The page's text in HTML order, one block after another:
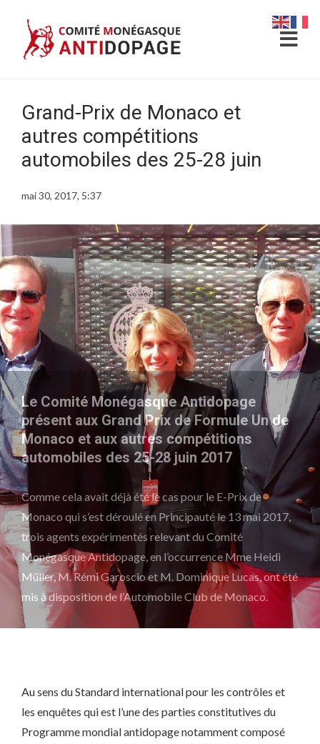
Grand-Prix de Monaco et
autres compétitions
automobiles des 25-28 juin
mai 30, 2017, 5:37
Le Comité Monégasque Antidopage
présent aux Grand Prix de Formule Un de
Monaco et aux autres compétitions
automobiles des 25-28 juin 2017
Comme cela avait déjà été le cas pour le E-Prix de
Monaco qui s’est déroulé en Principauté le 13 mai 2017,
trois agents expérimentés relevant du Comité
Monégasque Antidopage, en l’occurrence Mme Heidi
Müller, M. Rémi Garoscio et M. Dominique Lucas, ont été
mis à disposition de l’Automobile Club de Monaco.
Au sens du Standard international pour les contrôles et
les enquêtes qui est l’une des parties constitutives du
Programme mondial antidopage notamment composé